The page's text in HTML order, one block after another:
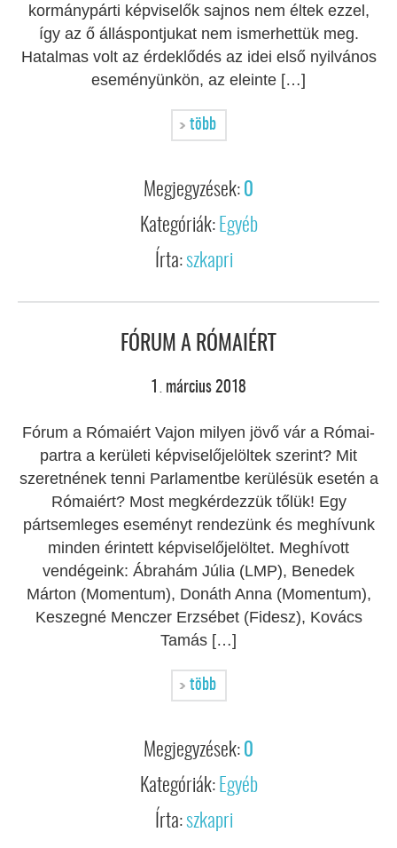
kormánypárti képviselők sajnos nem éltek ezzel,
így az ő álláspontjukat nem ismerhettük meg.
Hatalmas volt az érdeklődés az idei első nyilvános
eseményünkön, az eleinte […]
több
Megjegyzések: 0
Kategóriák: Egyéb
Írta:szkapri
FÓRUM A RÓMAIÉRT
. március 2018
Fórum a Rómaiért Vajon milyen jövő vár a Római-
partra a kerületi képviselőjelöltek szerint? Mit
szeretnének tenni Parlamentbe kerülésük esetén a
Rómaiért? Most megkérdezzük tőlük! Egy
pártsemleges eseményt rendezünk és meghívunk
minden érintett képviselőjelöltet. Meghívott
vendégeink: Ábrahám Júlia (LMP), Benedek
Márton (Momentum), Donáth Anna (Momentum),
Keszegné Menczer Erzsébet (Fidesz), Kovács
Tamás […]
több
Megjegyzések: 0
Kategóriák: Egyéb
Írta:szkapri